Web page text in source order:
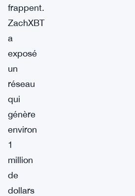
frappent.
ZachXBT
a
exposé
un
réseau
qui
génère
environ
1
million
de
dollars